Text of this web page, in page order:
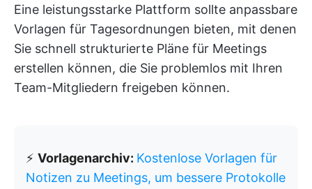
Eine leistungsstarke Plattform sollte anpassbare
Vorlagen für Tagesordnungen bieten, mit denen
Sie schnell strukturierte Pläne für Meetings
erstellen können, die Sie problemlos mit Ihren
Team-Mitgliedern freigeben können.
⚡ Vorlagenarchiv: Kostenlose Vorlagen für
Notizen zu Meetings, um bessere Protokolle